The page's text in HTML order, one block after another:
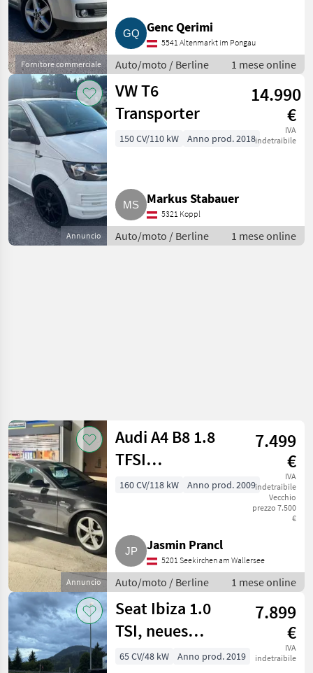
Fornitore commerciale
Genc Qerimi
5541 Altenmarkt im Pongau
Auto/moto / Berline 1 mese online
Annuncio
VW T6
Transporter
14.990
€
IVA
indetraibile
150 CV/110 kW Anno prod. 2018
Markus Stabauer
5321 Koppl
Auto/moto / Berline 1 mese online
Annuncio
Audi A4 B8 1.8
TFSI
Kombi/Family
7.499
€
IVA
indetraibile
Vecchio
prezzo 7.500
€
160 CV/118 kW Anno prod. 2009
Jasmin Prancl
5201 Seekirchen am Wallersee
Auto/moto / Berline 1 mese online
Seat Ibiza 1.0
TSI, neues
Pickerl, Service
7.899
€
IVA
indetraibile
65 CV/48 kW Anno prod. 2019